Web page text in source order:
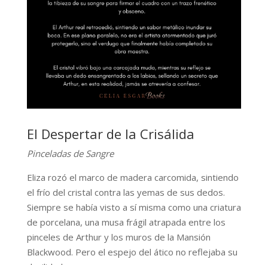
El Despertar de la Crisálida
Pinceladas de Sangre
Eliza rozó el marco de madera carcomida, sintiendo
el frío del cristal contra las yemas de sus dedos.
Siempre se había visto a sí misma como una criatura
de porcelana, una musa frágil atrapada entre los
pinceles de Arthur y los muros de la Mansión
Blackwood. Pero el espejo del ático no reflejaba su